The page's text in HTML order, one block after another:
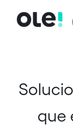
que